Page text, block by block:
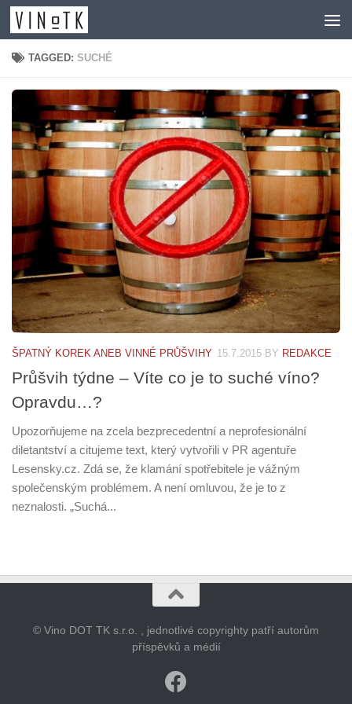
Skip to content
TAGGED:SUCHÉ
ŠPATNÝ KOREK ANEB VINNÉ PRŮŠVIHY 15.7.2015 BY REDAKCE
Průšvih týdne – Víte co je to suché víno?
Opravdu…?
Upozorňujeme na zcela bezprecedentní a neprofesionální
diletantství a citujeme text, který vytvořili v PR agentuře
Lesensky.cz. Zdá se, že klamání spotřebitele je vážným
společenským problémem. A není omluvou, že je to z
neznalosti. „Suchá...
© Vino DOT TK s.r.o. , jednotlivé copyrighty patří autorům
příspěvků a médií